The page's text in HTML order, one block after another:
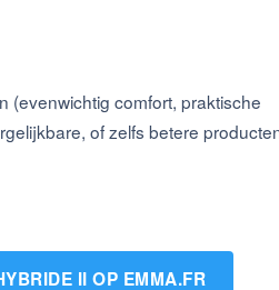
(evenwichtig comfort, praktische
of zelfs betere
II OP EMMA.FR